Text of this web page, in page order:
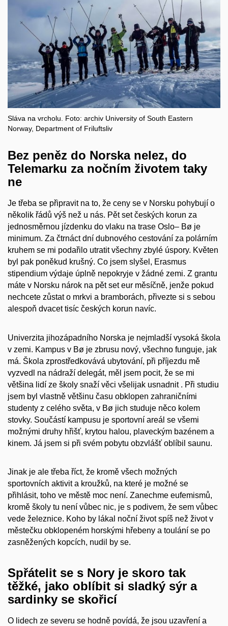
Sláva na vrcholu. Foto: archiv University of South Eastern
Norway, Department of Friluftsliv
Bez peněz do Norska nelez, do
Telemarku za nočním životem taky
ne
Je třeba se připravit na to, že ceny se v Norsku pohybují o
několik řádů výš než u nás. Pět set českých korun za
jednosměrnou jízdenku do vlaku na trase Oslo– Bø je
minimum. Za čtrnáct dní dubnového cestování za polárním
kruhem se mi podařilo utratit všechny zbylé úspory. Květen
byl pak poněkud krušný. Co jsem slyšel, Erasmus
stipendium výdaje úplně nepokryje v žádné zemi. Z grantu
máte v Norsku nárok na pět set eur měsíčně, jenže pokud
nechcete zůstat o mrkvi a bramborách, přivezte si s sebou
alespoň dvacet tisíc českých korun navíc.
Univerzita jihozápadního Norska je nejmladší vysoká škola
v zemi. Kampus v Bø je zbrusu nový, všechno funguje, jak
má. Škola zprostředkovává ubytování, při příjezdu mě
vyzvedl na nádraží delegát, měl jsem pocit, že se mi
většina lidí ze školy snaží věci všelijak usnadnit . Při studiu
jsem byl vlastně většinu času obklopen zahraničními
studenty z celého světa, v Bø jich studuje něco kolem
stovky. Součástí kampusu je sportovní areál se všemi
možnými druhy hřišť, krytou halou, plaveckým bazénem a
kinem. Já jsem si při svém pobytu obzvlášť oblíbil saunu.
Jinak je ale třeba říct, že kromě všech možných
sportovních aktivit a kroužků, na které je možné se
přihlásit, toho ve městě moc není. Zanechme eufemismů,
kromě školy tu není vůbec nic, je s podivem, že sem vůbec
vede železnice. Koho by lákal noční život spíš než život v
městečku obklopeném horskými hřebeny a toulání se po
zasněžených kopcích, nudil by se.
Spřátelit se s Nory je skoro tak
těžké, jako oblíbit si sladký sýr a
sardinky se skořicí
O lidech ze severu se hodně povídá, že jsou uzavření a